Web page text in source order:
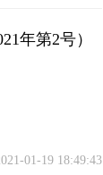
年第2号）
01-19 18:49:43